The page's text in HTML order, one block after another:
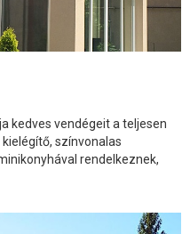
kedves vendégeit a teljesen
színvonalas
rendelkeznek,